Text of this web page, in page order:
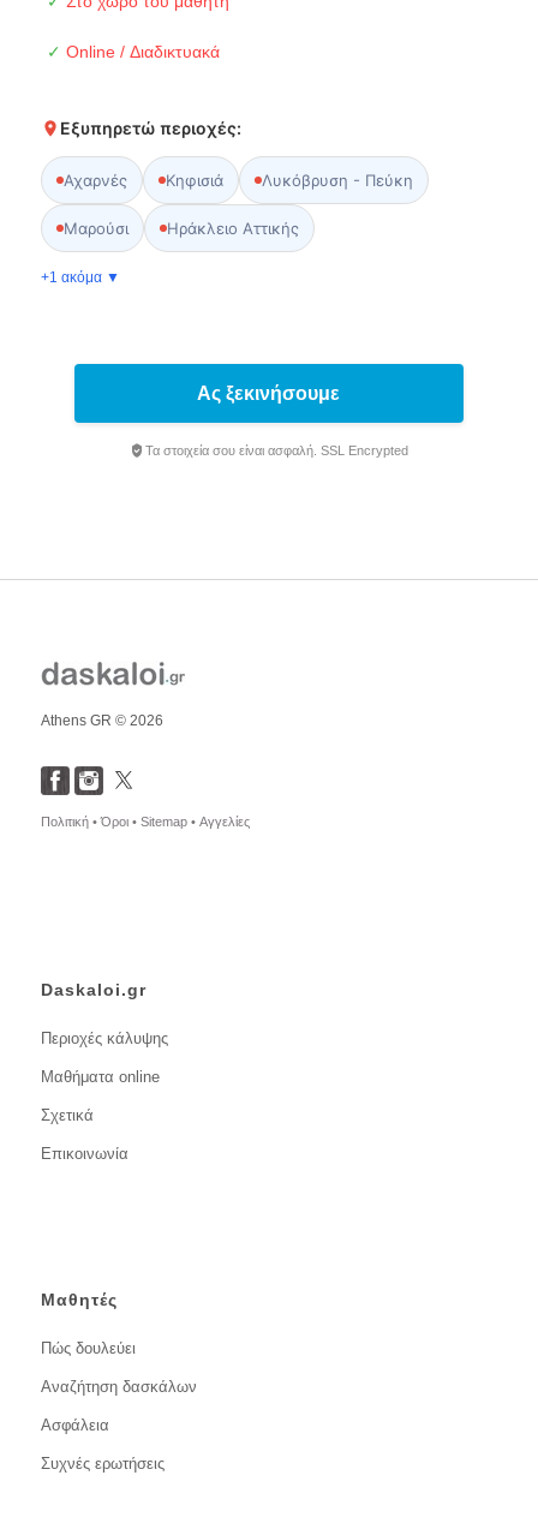
✓ Online / Διαδικτυακά
Εξυπηρετώ περιοχές:
Αχαρνές Κηφισιά Λυκόβρυση - Πεύκη
Μαρούσι Ηράκλειο Αττικής
+1 ακόμα ▼
Ας ξεκινήσουμε
Τα στοιχεία σου είναι ασφαλή. SSL Encrypted
Athens GR © 2026
Πολιτική •Όροι • Sitemap • Αγγελίες
Daskaloi.gr
Περιοχές κάλυψης
Μαθήματα online
Σχετικά
Επικοινωνία
Μαθητές
Πώς δουλεύει
Αναζήτηση δασκάλων
Ασφάλεια
Συχνές ερωτήσεις